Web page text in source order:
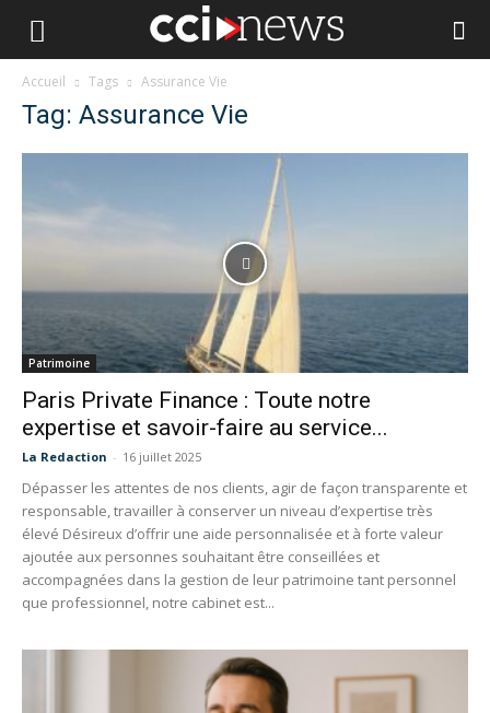
Accueil Tags Assurance Vie
Tag: Assurance Vie
Patrimoine
Paris Private Finance : Toute notre
expertise et savoir-faire au service...
La Redaction - 16 juillet 2025
Dépasser les attentes de nos clients, agir de façon transparente et
responsable, travailler à conserver un niveau d’expertise très
élevé Désireux d’offrir une aide personnalisée et à forte valeur
ajoutée aux personnes souhaitant être conseillées et
accompagnées dans la gestion de leur patrimoine tant personnel
que professionnel, notre cabinet est...